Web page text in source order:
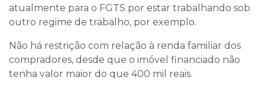
atualmente para o FGTS por estar trabalhando sob
outro regime de trabalho, por exemplo.
Não há restrição com relação à renda familiar dos
compradores, desde que o imóvel financiado não
tenha valor maior do que 400 mil reais.